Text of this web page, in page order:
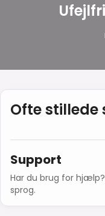
Ofte
Support
Har du brug for
sprog.